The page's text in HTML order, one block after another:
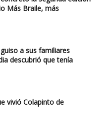
Más Braile, más
a sus familiares
descubrió que tenía
vivió Colapinto de